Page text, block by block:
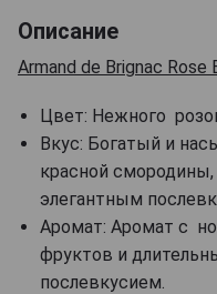
Описание
Armand de Brignac Rose
Цвет: Нежного
Вкус: Богатый и
красной
элегантным
Аромат: Аромат с
фруктов и
послевкусием.